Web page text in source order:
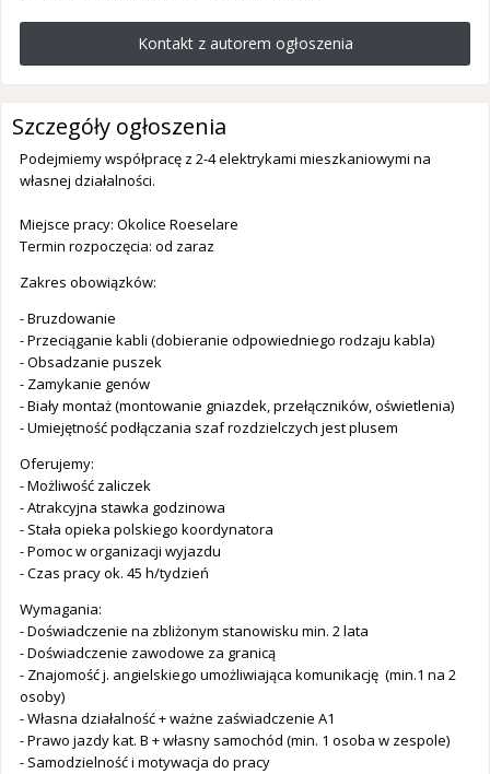
Kontakt z autorem ogłoszenia
Szczegóły ogłoszenia
Podejmiemy współpracę z 2-4 elektrykami mieszkaniowymi na
własnej działalności.
Miejsce pracy: Okolice Roeselare
Termin rozpoczęcia: od zaraz
Zakres obowiązków:
- Bruzdowanie
- Przeciąganie kabli (dobieranie odpowiedniego rodzaju kabla)
- Obsadzanie puszek
- Zamykanie genów
- Biały montaż (montowanie gniazdek, przełączników, oświetlenia)
- Umiejętność podłączania szaf rozdzielczych jest plusem
Oferujemy:
- Możliwość zaliczek
- Atrakcyjna stawka godzinowa
- Stała opieka polskiego koordynatora
- Pomoc w organizacji wyjazdu
- Czas pracy ok. 45 h/tydzień
Wymagania:
- Doświadczenie na zbliżonym stanowisku min. 2 lata
- Doświadczenie zawodowe za granicą
- Znajomość j. angielskiego umożliwiająca komunikację (min.1 na 2
osoby)
- Własna działalność + ważne zaświadczenie A1
- Prawo jazdy kat. B + własny samochód (min. 1 osoba w zespole)
- Samodzielność i motywacja do pracy